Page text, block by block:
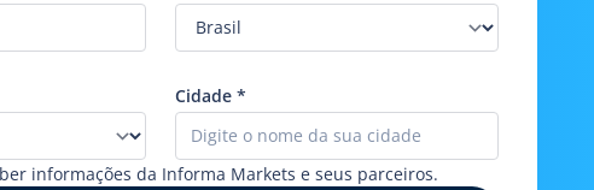
Cidade *
informações da Informa Markets e seus parceiros.